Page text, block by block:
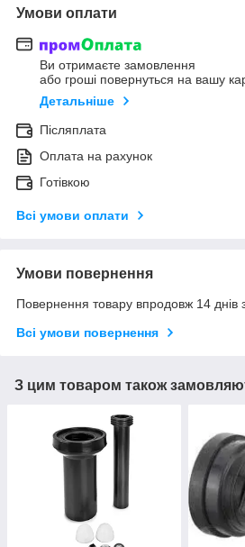
Умови оплати
Ви отримаєте замовлення
або гроші повернуться на вашу
Детальніше
Післяплата
Оплата на рахунок
Готівкою
Всі умови оплати
Умови повернення
Повернення товару впродовж 14 днів
Всі умови повернення
З цим товаром також